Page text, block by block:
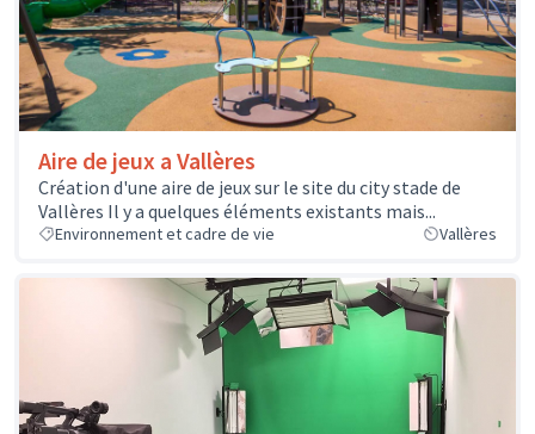
Aire de jeux a Vallères
Création d'une aire de jeux sur le site du city stade de
Vallères Il y a quelques éléments existants mais...
Environnement et cadre de vie Vallères